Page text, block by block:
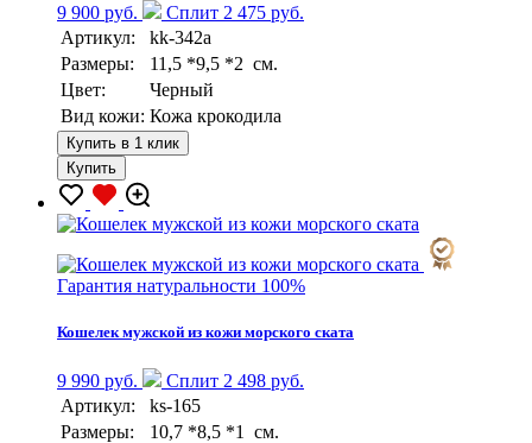
9 900 руб.
Сплит 2 475 руб.
Артикул:
kk-342a
Размеры:
11,5 *9,5 *2 см.
Цвет:
Черный
Вид кожи: Кожа крокодила
Купить в 1 клик
Купить
Гарантия натуральности 100%
Кошелек мужской из кожи морского ската
9 990 руб.
Сплит 2 498 руб.
Артикул:
ks-165
Размеры:
10,7 *8,5 *1 см.